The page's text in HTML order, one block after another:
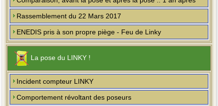
Rassemblement du 22 Mars 2017
ENEDIS pris à son propre piège - Feu de Linky
La pose du LINKY !
Incident compteur LINKY
Comportement révoltant des poseurs